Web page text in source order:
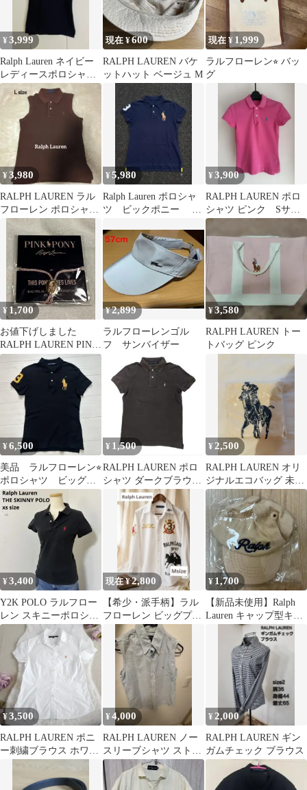
¥3,999
Ralph Lauren ネイビー
レディースポロシャツ
L
現在 ¥600
RALPH LAUREN バケ
ットハット ベージュ M
現在 ¥ 1,999
ラルフローレン⭐︎ バッ
グ
¥3,980
RALPH LAUREN ラル
フローレン ポロシャツ
ノースリーブ ブラウン
¥5,980
Ralph Lauren ポロシャ
ツ ビックポニー ネ
¥3,900
RALPH LAUREN ポロ
シャツ ピンク Sサイ
ズ
¥ 1,700
お値下げしました
RALPH LAUREN PINK
PONY ブレスレット
¥2,899
ラルフローレンゴル
フ サンバイザー
¥3,580
RALPH LAUREN トー
トバッグ ピンク
¥6,500
美品 ラルフローレン⭐︎
ポロシャツ ビッグポ
ニー 黒 L
¥ 1,500
RALPH LAUREN ポロ
シャツ ダークブラウン
¥ 2,500
RALPH LAUREN オリ
ジナルエコバッグ 未使
用
¥3,400
Y2K POLO ラルフロー
レン スキニーポロシャ
ツ XS 黒 赤ポニー ぴち
現在 ¥2,800
【希少・派手柄】ラル
フローレン ビッグプリ
ント 刺繍 七分袖シャツ
白 サイズ9
¥ 1,700
【新品未使用】Ralph
Lauren キャップ型キー
ホルダー ベージュ
¥3,500
RALPH LAUREN ポニ
ー刺繍ブラウス ホワイ
¥4,000
RALPH LAUREN ノー
スリーブシャツ ストラ
イプ
¥ 2,000
RALPH LAUREN ギン
ガムチェック ブラウス